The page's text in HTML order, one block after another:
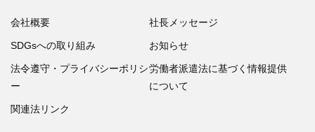
会社概要 社長メッセージ
SDGsへの取り組み お知らせ
法令遵守・プライバシーポリシ
ー
労働者派遣法に基づく情報提供
について
関連法リンク